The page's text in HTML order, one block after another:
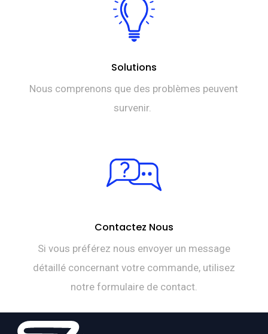
Solutions
Nous comprenons que des problèmes peuvent
survenir.
Contactez Nous
Si vous préférez nous envoyer un message
détaillé concernant votre commande, utilisez
notre formulaire de contact.